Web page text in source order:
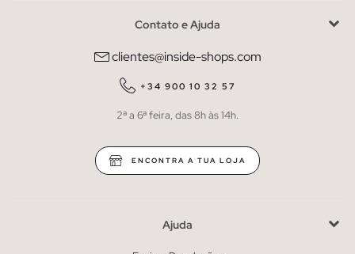
Contato e Ajuda
clientes@inside-shops.com
+34 900 10 32 57
2ª a 6ª feira, das 8h às 14h.
ENCONTRA A TUA LOJA
Ajuda